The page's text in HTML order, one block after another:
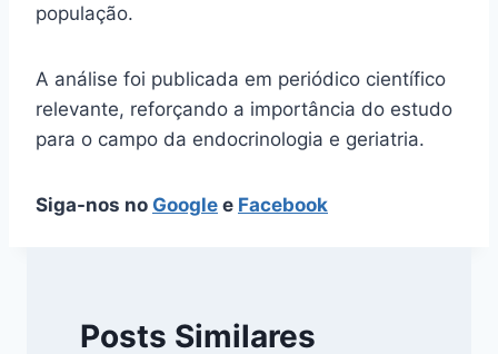
população.
A análise foi publicada em periódico científico
relevante, reforçando a importância do estudo
para o campo da endocrinologia e geriatria.
Siga-nos no Google e Facebook
Posts Similares